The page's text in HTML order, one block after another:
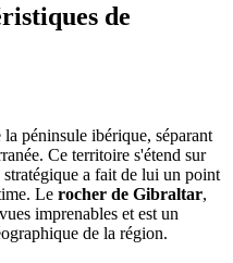
de
péninsule ibérique, séparant
Ce territoire s'étend sur
stratégique a fait de lui un point
Le rocher de Gibraltar,
imprenables et est un
de la région.